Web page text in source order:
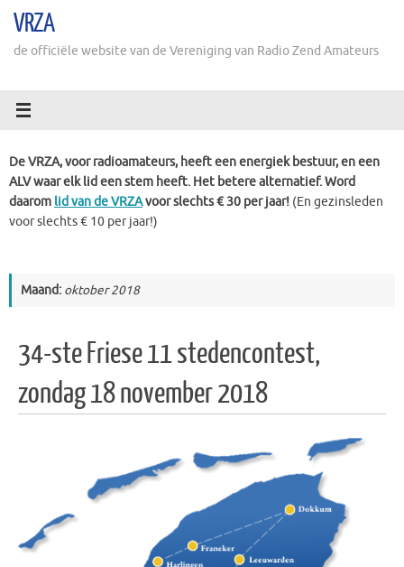
naarVRZA
de officiële website van de Vereniging van Radio Zend Amateurs
De VRZA, voor radioamateurs, heeft een energiek bestuur, en een
ALV waar elk lid een stem heeft. Het betere alternatief. Word
daarom lid van de VRZAvoor slechts € 30 per jaar! (En gezinsleden
voor slechts € 10 per jaar!)
Maand: oktober 2018
34-ste Friese 11 stedencontest,
zondag 18 november 2018